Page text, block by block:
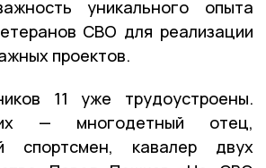
уникального опыта
СВО для реализации
проектов.
11 уже трудоустроены.
— многодетный отец,
спортсмен, кавалер двух